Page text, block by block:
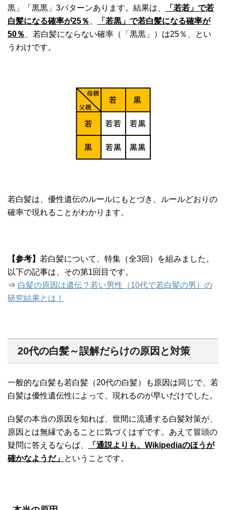
黒」「黒黒」3パターンあります。結果は、
「若若」で若
白髪になる確率が25％
「若黒」で若白髪になる確率が
50％
、若白髪にならない確率（「黒黒」）は25％、とい
うわけです。
若白髪は、優性遺伝のルールにもとづき、ルールどおりの
確率で現れることがわかります。
【参考】 若白髪について、特集（全3回）を組みました。
以下の記事は、その第1回目です。
⇒ 白髪の原因は遺伝？若い男性（10代で若白髪の男）の
研究結果とは！
20代の白髪～誤解だらけの原因と対策
一般的な白髪も若白髪（20代の白髪）も原因は同じで、若
白髪は優性遺伝性によって、現れるのが早いだけでした。
白髪の本当の原因を知れば、世間に流通する白髪対策が、
原因とは無縁であることに気づくはずです。あえて冒頭の
疑問に答えるならば、
「通説よりも、Wikipediaのほうが
確かなようだ」 ということです。